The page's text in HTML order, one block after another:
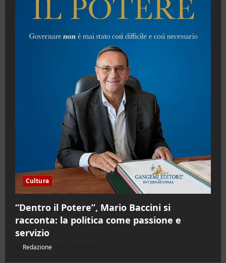
Cultura
“Dentro il Potere”, Mario Baccini si
racconta: la politica come passione e
servizio
Redazione